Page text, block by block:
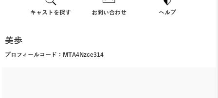
キャストを探す お問い合わせ ヘルプ
美歩
プロフィールコード： MTA4Nzce314